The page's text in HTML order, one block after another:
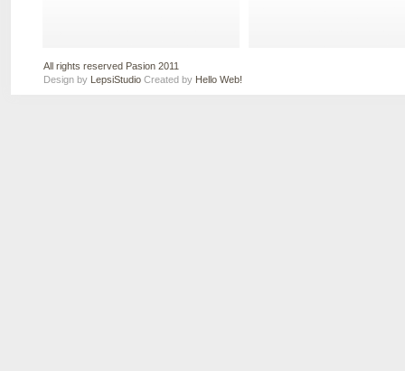
All rights reserved Pasion 2011
Design by LepsiStudio Created by Hello Web!